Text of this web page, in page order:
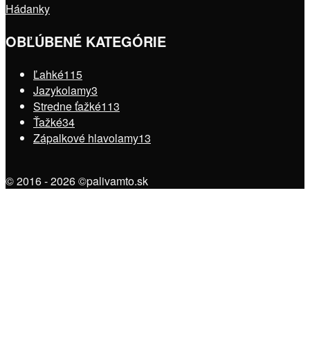
Hádanky
OBĽÚBENÉ KATEGÓRIE
Ľahké115
Jazykolamy3
Stredne ťažké113
Ťažké34
Zápalkové hlavolamy13
© 2016 - 2026 ©palivamto.sk